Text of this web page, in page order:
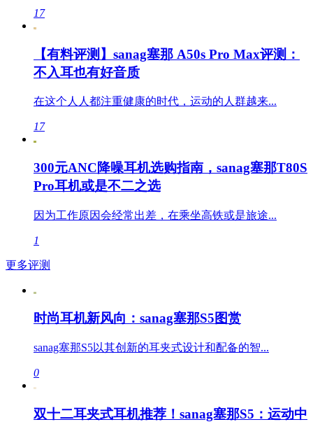
17
【有料评测】sanag塞那 A50s Pro Max评测：
不入耳也有好音质
在这个人人都注重健康的时代，运动的人群越来...
17
300元ANC降噪耳机选购指南，sanag塞那T80S
Pro耳机或是不二之选
因为工作原因会经常出差，在乘坐高铁或是旅途...
1
更多评测
时尚耳机新风向：sanag塞那S5图赏
sanag塞那S5以其创新的耳夹式设计和配备的智...
0
双十二耳夹式耳机推荐！sanag塞那S5：运动中